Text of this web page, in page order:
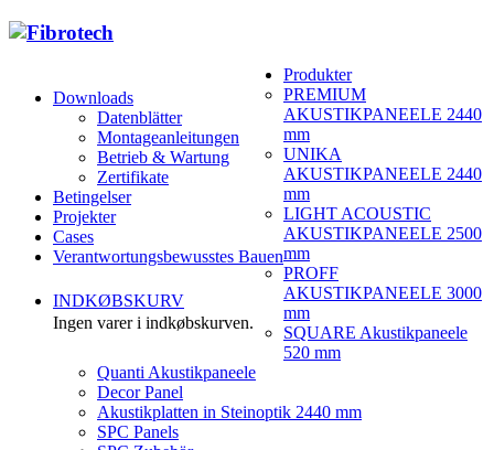
Downloads
Datenblätter
Montageanleitungen
Betrieb & Wartung
Zertifikate
Betingelser
Projekter
Cases
Verantwortungsbewusstes Bauen
INDKØBSKURV
Ingen varer i indkøbskurven.
Produkter
PREMIUM
AKUSTIKPANEELE 2440
mm
UNIKA
AKUSTIKPANEELE 2440
mm
LIGHT ACOUSTIC
AKUSTIKPANEELE 2500
mm
PROFF
AKUSTIKPANEELE 3000
mm
SQUARE Akustikpaneele
520 mm
Quanti Akustikpaneele
Decor Panel
Akustikplatten in Steinoptik 2440 mm
SPC Panels